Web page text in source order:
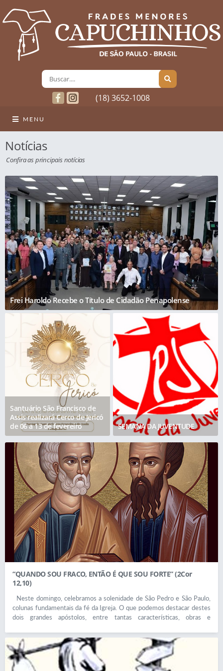
(18) 3652-1008
MENU
Notícias
Confira as principais notícias
Frei Haroldo Recebe o Título de Cidadão Penapolense
Santuário São Francisco de
Assis realizará Cerco de Jericó
de 06 a 13 de fevereiro
SEMANA DA JUVENTUDE
“QUANDO SOU FRACO, ENTÃO É QUE SOU FORTE” (2Cor
12,10)
Neste domingo, celebramos a solenidade de São Pedro e São Paulo,
colunas fundamentais da fé da Igreja. O que podemos destacar destes
dois grandes apóstolos, entre tantas características, obras e
natureza, mas idênticos no amor a Cristo e à Igreja. Jesus muda o
nome dos dois: Simão passa a se chamar Pedro, e Saulo, por sua vez,
Paulo. Ambos têm um encontro com Jesus ressuscitado: Pedro sobre
as margens do Jordão e no Lago de Tiberíades, Paulo sobre o caminho